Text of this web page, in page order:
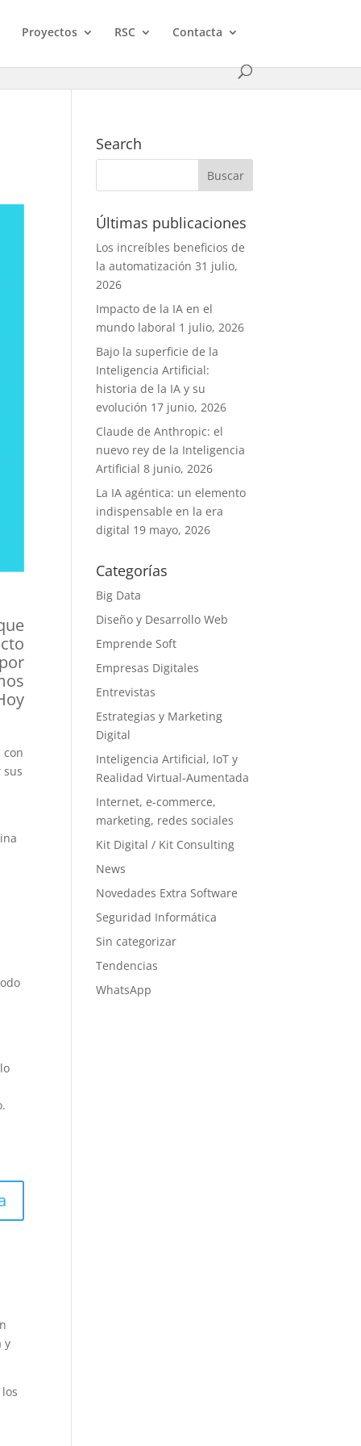
Proyectos RSC Contacta
con
y
Search
Últimas publicaciones
Los increíbles beneficios de
la automatización 31 julio,
2026
Impacto de la IA en el
mundo laboral 1 julio, 2026
Bajo la superficie de la
Inteligencia Artificial:
historia de la IA y su
evolución 17 junio, 2026
Claude de Anthropic: el
nuevo rey de la Inteligencia
Artificial 8 junio, 2026
La IA agéntica: un elemento
indispensable en la era
digital 19 mayo, 2026
Categorías
Big Data
Diseño y Desarrollo Web
Emprende Soft
Empresas Digitales
Entrevistas
Estrategias y Marketing
Digital
Inteligencia Artificial, IoT y
Realidad Virtual-Aumentada
Internet, e-commerce,
marketing, redes sociales
Kit Digital / Kit Consulting
News
Novedades Extra Software
Seguridad Informática
Sin categorizar
Tendencias
WhatsApp